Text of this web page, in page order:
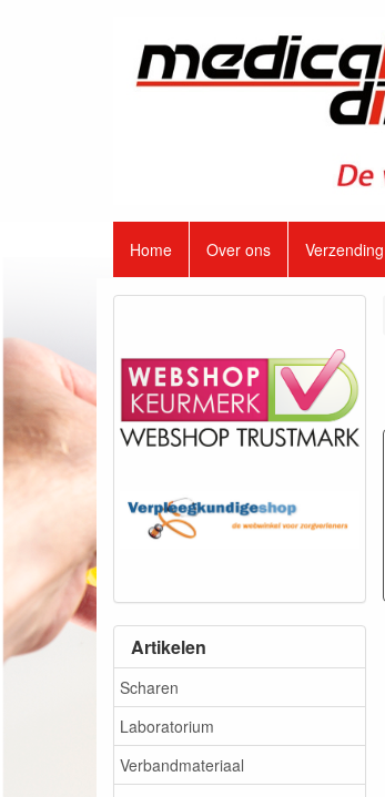
Home Over ons Verzending
Artikelen
Scharen
Laboratorium
Verbandmateriaal